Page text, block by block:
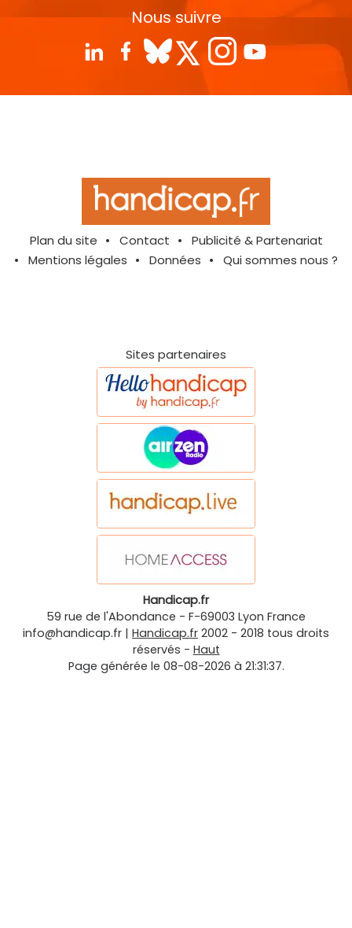
Nous suivre
Plan du site Contact
Publicité & Partenariat
Mentions légales
Données Qui sommes nous ?
Sites partenaires
Handicap.fr
59 rue de l'Abondance - F-69003 Lyon France
info@handicap.fr | Handicap.fr 2002 - 2018 tous droits
réservés - Haut
Page générée le 08-08-2026 à 21:31:37.